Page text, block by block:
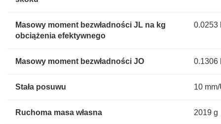
Masowy moment bezwładności JL na kg
obciążenia efektywnego
0.0253
Masowy moment bezwładności JO 0.1306
Stała posuwu 10
Ruchoma masa własna 2019 g